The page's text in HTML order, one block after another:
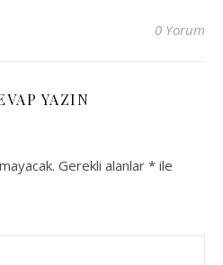
0 Yorum
YAZIN
Gerekli alanlar * ile